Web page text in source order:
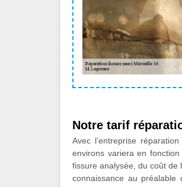
Notre tarif
Avec l’entreprise
environs variera en
fissure analysée, du coût de
connaissance au